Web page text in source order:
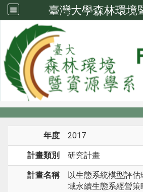
臺灣大學森林環境
系所成員
系所成員
年度 2017
計畫類別 研究計畫
計畫名稱
以生態系統模型評
域永續生態系經營策